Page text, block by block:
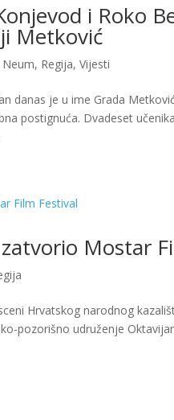
i Roko
Metković
Neum, Regija,Vijesti
danas je u ime Grada
postignuća. Dvadeset
Mostar
Hrvatskog narodnog
pozorišno udruženje